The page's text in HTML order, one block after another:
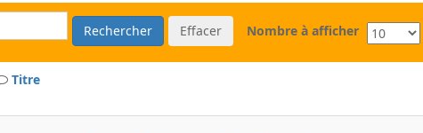
Rechercher Effacer Nombre à afficher
Titre